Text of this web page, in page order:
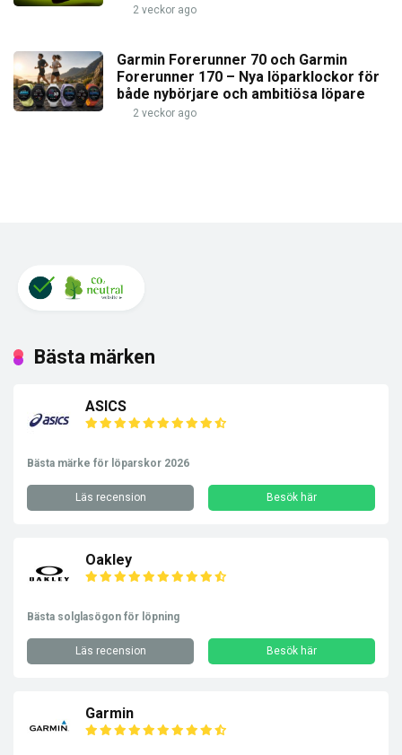
2 veckor ago
Garmin Forerunner 70 och Garmin
Forerunner 170 – Nya löparklockor för
både nybörjare och ambitiösa löpare
2 veckor ago
Bästa märken
ASICS
Bästa märke för löparskor 2026
Läs recension Besök här
Oakley
Bästa solglasögon för löpning
Läs recension Besök här
Garmin